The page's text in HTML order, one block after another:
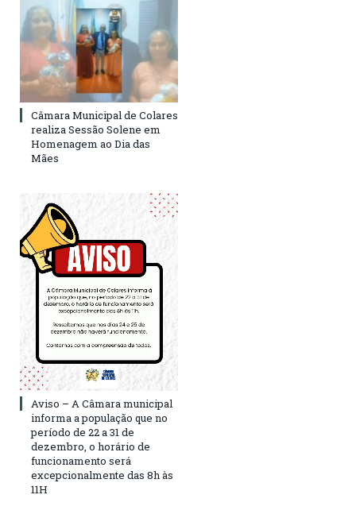
Câmara Municipal de Colares
realiza Sessão Solene em
Homenagem ao Dia das
Mães
Aviso – A Câmara municipal
informa a população que no
período de 22 a 31 de
dezembro, o horário de
funcionamento será
excepcionalmente das 8h às
11H